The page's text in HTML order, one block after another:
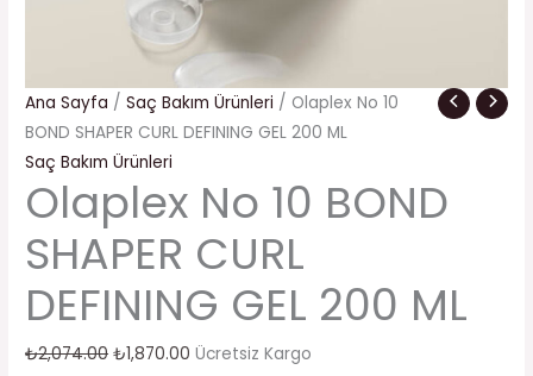
Ana Sayfa /Saç Bakım Ürünleri / Olaplex No 10
BOND SHAPER CURL DEFINING GEL 200 ML
Saç Bakım Ürünleri
Olaplex No 10 BOND
SHAPER CURL
DEFINING GEL 200 ML
₺2,074.00 ₺1,870.00 Ücretsiz Kargo